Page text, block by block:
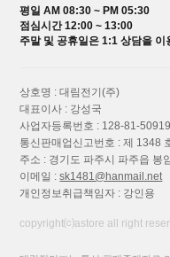
평일 AM 08:30 ~ PM 05:30
점심시간 12:00 ~ 13:00
주말 및 공휴일은 1:1 상담을 이
상호명 : 대림전기(주)
대표이사 : 강성국
사업자등록번호 : 128-81-50919
통신판매업신고번호 : 제 1348
주소 : 경기도 파주시 파주읍 봉
이메일 :sk1481@hanmail.net
개인정보취급책임자 : 강인용
copyright⒞astore all right